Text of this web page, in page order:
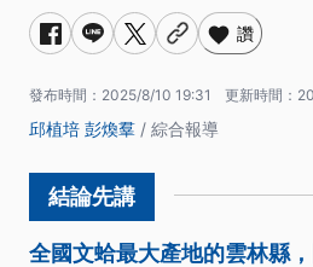
讚
發布時間： 2025/8/10 19:31 更新時間：
邱植培 彭煥羣 / 綜合報導
全國文蛤最大產地的雲林縣